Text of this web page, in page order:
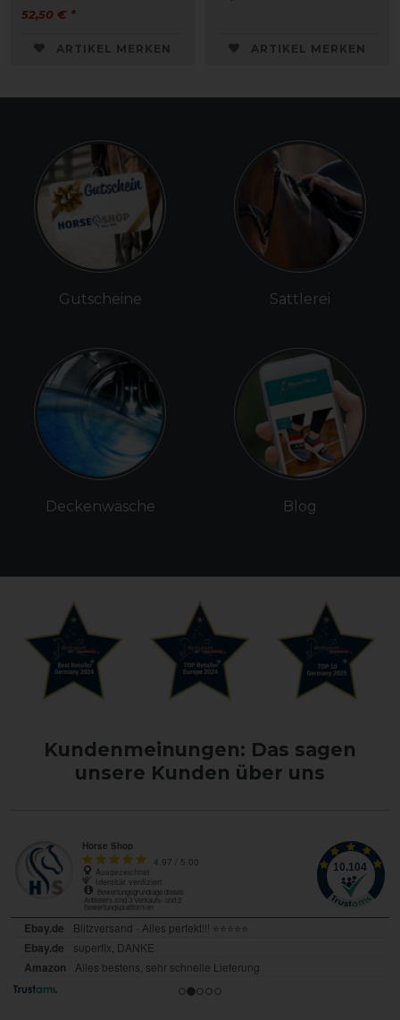
52,50 € *
ARTIKEL MERKEN ARTIKEL MERKEN
Gutscheine
Deckenwäsche
Sattlerei
Blog
Kundenmeinungen: Das sagen
unsere Kunden über uns